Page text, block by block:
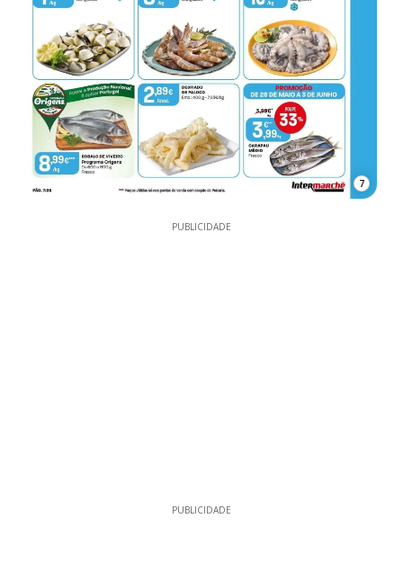
7
PUBLICIDADE
PUBLICIDADE